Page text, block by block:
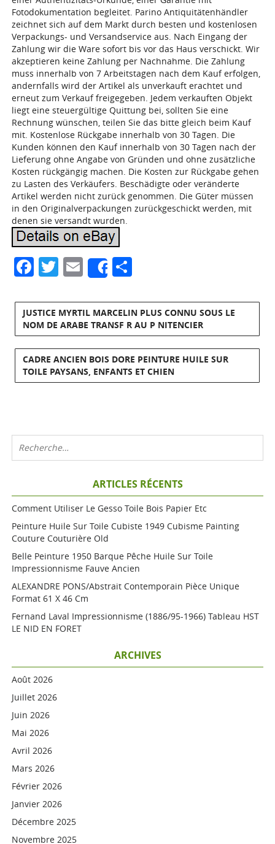
Fotodokumentation begleitet. Parino Antiquitätenhändler
zeichnet sich auf dem Markt durch besten und kostenlosen
Verpackungs- und Versandservice aus. Nach Eingang der
Zahlung wir die Ware sofort bis vor das Haus verschickt. Wir
akzeptieren keine Zahlung per Nachnahme. Die Zahlung
muss innerhalb von 7 Arbeitstagen nach dem Kauf erfolgen,
andernfalls wird der Artikel als unverkauft erachtet und
erneut zum Verkauf freigegeben. Jedem verkauften Objekt
liegt eine steuergültige Quittung bei, sollten Sie eine
Rechnung wünschen, teilen Sie das bitte gleich beim Kauf
mit. Kostenlose Rückgabe innerhalb von 30 Tagen. Die
Kunden können den Kauf innerhalb von 30 Tagen nach der
Lieferung ohne Angabe von Gründen und ohne zusätzliche
Kosten rückgängig machen. Die Kosten zur Rückgabe gehen
zu Lasten des Verkäufers. Beschädigte oder veränderte
Artikel werden nicht zurück genommen. Die Güter müssen
in den Originalverpackungen zurückgeschickt werden, mit
denen sie versandt wurden.
Facebook
Twitter
Email
Share
JUSTICE MYRTIL MARCELIN PLUS CONNU SOUS LE
NOM DE ARABE TRANSF R AU P NITENCIER
CADRE ANCIEN BOIS DORE PEINTURE HUILE SUR
TOILE PAYSANS, ENFANTS ET CHIEN
ARTICLES RÉCENTS
Comment Utiliser Le Gesso Toile Bois Papier Etc
Peinture Huile Sur Toile Cubiste 1949 Cubisme Painting
Couture Couturière Old
Belle Peinture 1950 Barque Pêche Huile Sur Toile
Impressionnisme Fauve Ancien
ALEXANDRE PONS/Abstrait Contemporain Pièce Unique
Format 61 X 46 Cm
Fernand Laval Impressionnisme (1886/95-1966) Tableau HST
LE NID EN FORET
ARCHIVES
Août 2026
Juillet 2026
Juin 2026
Mai 2026
Avril 2026
Mars 2026
Février 2026
Janvier 2026
Décembre 2025
Novembre 2025